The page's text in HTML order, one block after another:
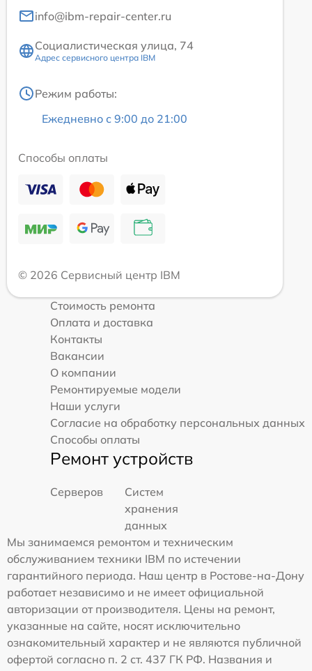
info@ibm-repair-center.ru
Социалистическая улица, 74
Адрес сервисного центра IBM
Режим работы:
Ежедневно с 9:00 до 21:00
Способы оплаты
© 2026 Сервисный центр IBM
Стоимость ремонта
Оплата и доставка
Контакты
Вакансии
О компании
Ремонтируемые модели
Наши услуги
Согласие на обработку персональных данных
Способы оплаты
Ремонт устройств
Серверов
Систем
хранения
данных
Мы занимаемся ремонтом и техническим
обслуживанием техники IBM по истечении
гарантийного периода. Наш центр в Ростове-на-Дону
работает независимо и не имеет официальной
авторизации от производителя. Цены на ремонт,
указанные на сайте, носят исключительно
ознакомительный характер и не являются публичной
офертой согласно п. 2 ст. 437 ГК РФ. Названия и